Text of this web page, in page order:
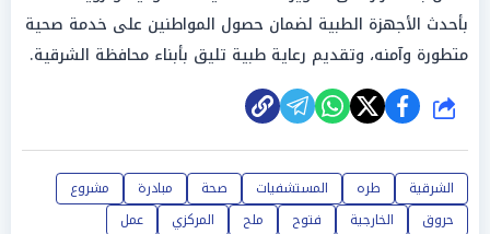
بأحدث الأجهزة الطبية لضمان حصول المواطنين على خدمة صحية
متطورة وآمنه، وتقديم رعاية طبية تليق بأبناء محافظة الشرقية.
شارك
الشرقية طره المستشفيات صحة مبادرة
مشروع
حروق
الخارجية فتوح ملح المركزي
عمل